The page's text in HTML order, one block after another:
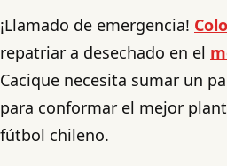
¡Llamado de emergencia!
repatriar a desechado en el
Cacique necesita sumar un
para conformar el mejor
fútbol chileno.